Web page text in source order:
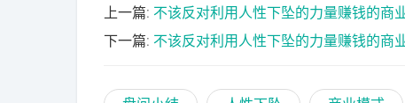
上一篇: 不该反对利用人性下坠的力量赚钱的商
下一篇: 不该反对利用人性下坠的力量赚钱的商